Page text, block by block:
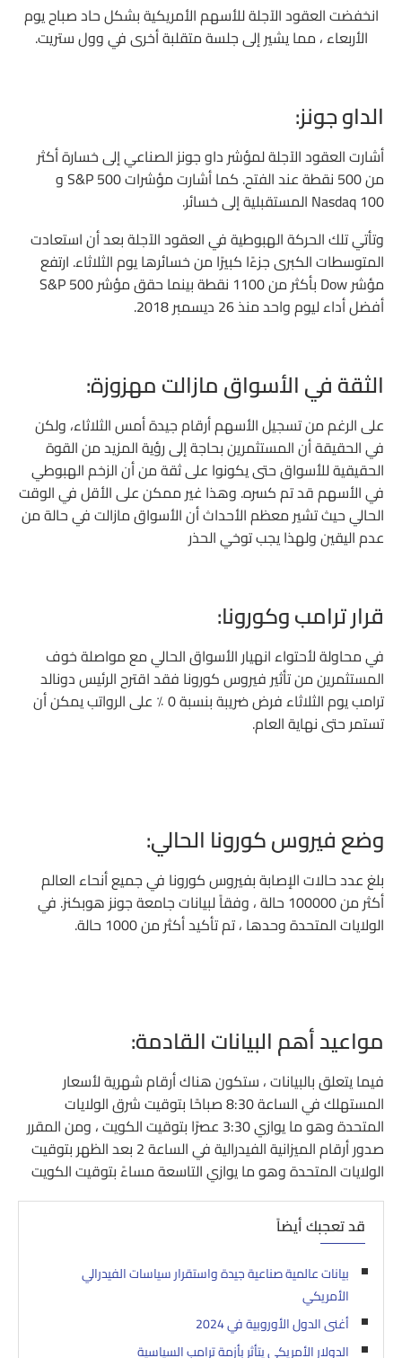
انخفضت العقود الآجلة للأسهم الأمريكية بشكل حاد صباح يوم
الأربعاء ، مما يشير إلى جلسة متقلبة أخرى في وول ستريت.
الداو جونز:
أشارت العقود الآجلة لمؤشر داو جونز الصناعي إلى خسارة أكثر
من 500 نقطة عند الفتح. كما أشارت مؤشرات S&P 500 و
Nasdaq 100 المستقبلية إلى خسائر.
وتأتي تلك الحركة الهبوطية في العقود الآجلة بعد أن استعادت
المتوسطات الكبرى جزءًا كبيرًا من خسائرها يوم الثلاثاء. ارتفع
مؤشر Dow ​​بأكثر من 1100 نقطة بينما حقق مؤشر S&P 500
أفضل أداء ليوم واحد منذ 26 ديسمبر 2018.
الثقة في الأسواق مازالت مهزوزة:
على الرغم من تسجيل الأسهم أرقام جيدة أمس الثلاثاء، ولكن
في الحقيقة أن المستثمرين بحاجة إلى رؤية المزيد من القوة
الحقيقية للأسواق حتى يكونوا على ثقة من أن الزخم الهبوطي
في الأسهم قد تم كسره. وهذا غير ممكن على الأقل في الوقت
الحالي حيث تشير معظم الأحداث أن الأسواق مازالت في حالة من
عدم اليقين ولهذا يجب توخي الحذر
قرار ترامب وكورونا:
في محاولة لأحتواء انهيار الأسواق الحالي مع مواصلة خوف
المستثمرين من تأثير فيروس كورونا فقد اقترح الرئيس دونالد
ترامب يوم الثلاثاء فرض ضريبة بنسبة 0 ٪ على الرواتب يمكن أن
تستمر حتى نهاية العام.
وضع فيروس كورونا الحالي:
بلغ عدد حالات الإصابة بفيروس كورونا في جميع أنحاء العالم
أكثر من 100000 حالة ، وفقاً لبيانات جامعة جونز هوبكنز. في
الولايات المتحدة وحدها ، تم تأكيد أكثر من 1000 حالة.
مواعيد أهم البيانات القادمة:
فيما يتعلق بالبيانات ، ستكون هناك أرقام شهرية لأسعار
المستهلك في الساعة 8:30 صباحًا بتوقيت شرق الولايات
المتحدة وهو ما يوازي 3:30 عصرًا بتوقيت الكويت ، ومن المقرر
صدور أرقام الميزانية الفيدرالية في الساعة 2 بعد الظهر بتوقيت
الولايات المتحدة وهو ما يوازي التاسعة مساءً بتوقيت الكويت
قد تعجبك أيضاً
بيانات عالمية صناعية جيدة واستقرار سياسات الفيدرالي
الأمريكي
أغنى الدول الأوروبية في 2024
الدولار الأمريكي يتأثر بأزمة ترامب السياسية